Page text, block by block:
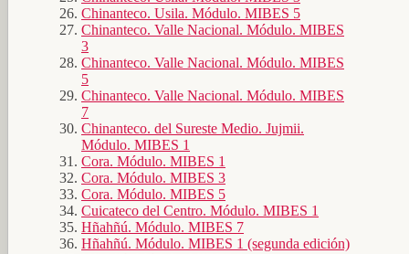
Chinanteco. Usila. Módulo. MIBES 5
Chinanteco. Valle Nacional. Módulo. MIBES
3
Chinanteco. Valle Nacional. Módulo. MIBES
5
Chinanteco. Valle Nacional. Módulo. MIBES
7
Chinanteco. del Sureste Medio. Jujmii.
Módulo. MIBES 1
Cora. Módulo. MIBES 1
Cora. Módulo. MIBES 3
Cora. Módulo. MIBES 5
Cuicateco del Centro. Módulo. MIBES 1
Hñahñú. Módulo. MIBES 7
Hñahñú. Módulo. MIBES 1 (segunda edición)